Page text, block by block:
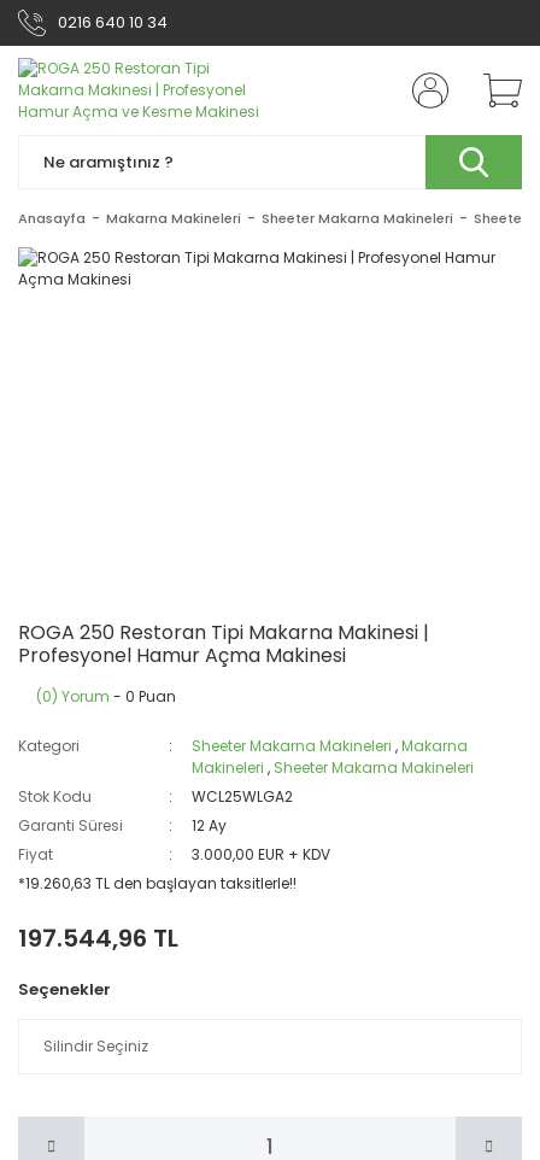
0216 640 10 34
Anasayfa Makarna Makineleri Sheeter Makarna Makineleri Sheeter
ROGA 250 Restoran Tipi Makarna Makinesi |
Profesyonel Hamur Açma Makinesi
(0) Yorum - 0 Puan
Kategori Sheeter Makarna Makineleri ,Makarna
Makineleri , Sheeter Makarna Makineleri
Stok Kodu
WCL25WLGA2
Garanti Süresi
12 Ay
Fiyat
3.000,00 EUR + KDV
*19.260,63 TL den başlayan taksitlerle!!
197.544,96 TL
Seçenekler